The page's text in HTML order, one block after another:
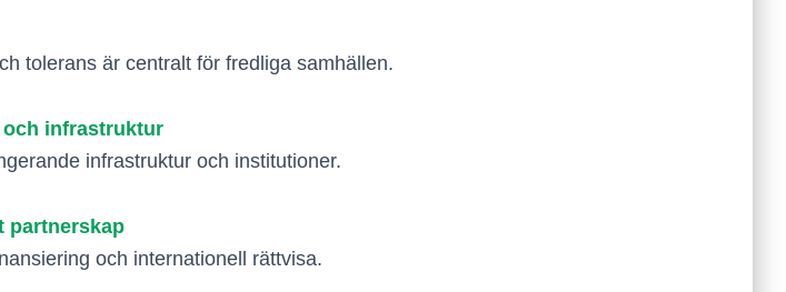
tolerans är centralt för fredliga samhällen.
och infrastruktur
infrastruktur och institutioner.
partnerskap
och internationell rättvisa.